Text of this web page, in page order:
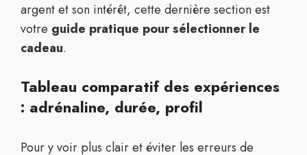
argent et son intérêt, cette dernière section est
votre guide pratique pour sélectionner le
cadeau.
Tableau comparatif des expériences
: adrénaline, durée, profil
Pour y voir plus clair et éviter les erreurs de